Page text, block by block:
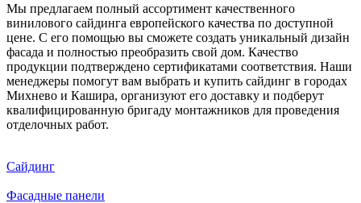
Мы предлагаем полный ассортимент качественного
винилового сайдинга европейского качества по доступной
цене. С его помощью вы сможете создать уникальный дизайн
фасада и полностью преобразить свой дом. Качество
продукции подтверждено сертификатами соответствия. Наши
менеджеры помогут вам выбрать и купить сайдинг в городах
Михнево и Кашира, организуют его доставку и подберут
квалифицированную бригаду монтажников для проведения
отделочных работ.
Сайдинг
Фасадные панели